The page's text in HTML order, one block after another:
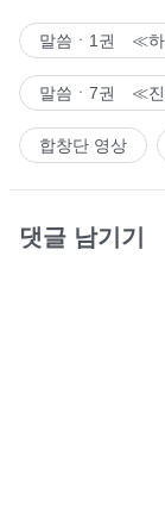
말씀ㆍ1권 ≪하
말씀ㆍ7권 ≪진
합창단 영상
댓글 남기기